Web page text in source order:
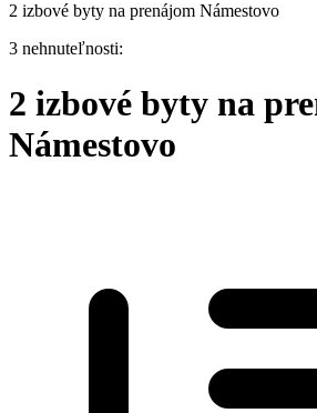
2 izbové byty na prenájom Námestovo
3 nehnuteľnosti:
2 izbové byty na
Námestovo